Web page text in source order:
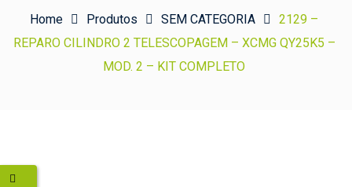
Home Produtos SEM CATEGORIA
2129 –
REPARO CILINDRO 2 TELESCOPAGEM – XCMG QY25K5 –
MOD. 2 – KIT COMPLETO